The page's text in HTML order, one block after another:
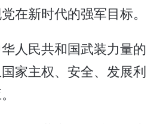
在新时代的强军目标。
人民共和国武装力量的
家主权、安全、发展利